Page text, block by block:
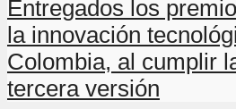
Entregados los
la innovación
Colombia, al cumplir
tercera versión